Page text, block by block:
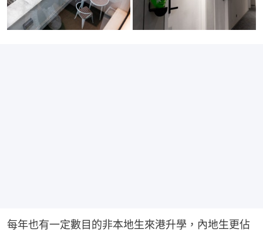
每年也有一定數目的非本地生來港升學，內地生更佔